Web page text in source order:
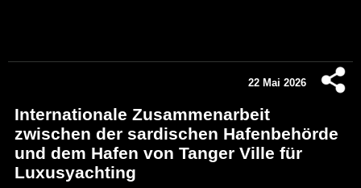
22 Mai 2026
Internationale Zusammenarbeit
zwischen der sardischen Hafenbehörde
und dem Hafen von Tanger Ville für
Luxusyachting